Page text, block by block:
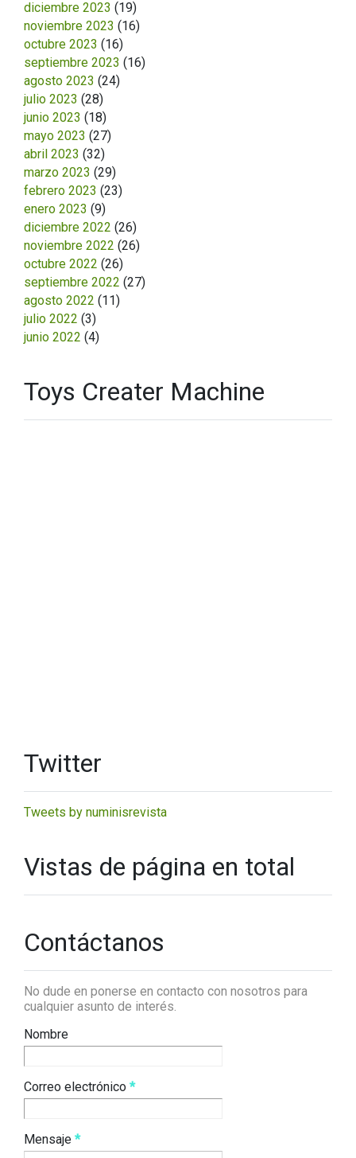
diciembre 2023 (19)
noviembre 2023 (16)
octubre 2023 (16)
septiembre 2023 (16)
agosto 2023 (24)
julio 2023 (28)
junio 2023 (18)
mayo 2023 (27)
abril 2023 (32)
marzo 2023 (29)
febrero 2023 (23)
enero 2023 (9)
diciembre 2022 (26)
noviembre 2022 (26)
octubre 2022 (26)
septiembre 2022 (27)
agosto 2022 (11)
julio 2022 (3)
junio 2022 (4)
Toys Creater Machine
Twitter
Tweets by numinisrevista
Vistas de página en total
Contáctanos
No dude en ponerse en contacto con nosotros para
cualquier asunto de interés.
Nombre
Correo electrónico *
Mensaje *